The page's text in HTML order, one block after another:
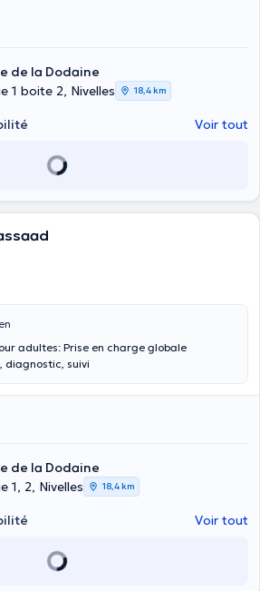
de la Dodaine
Haie 1 boite 2, Nivelles
18,4 km
Voir tout
adultes: Prise en charge globale
diagnostic, suivi
de la Dodaine
1, 2, Nivelles
18,4 km
Voir tout